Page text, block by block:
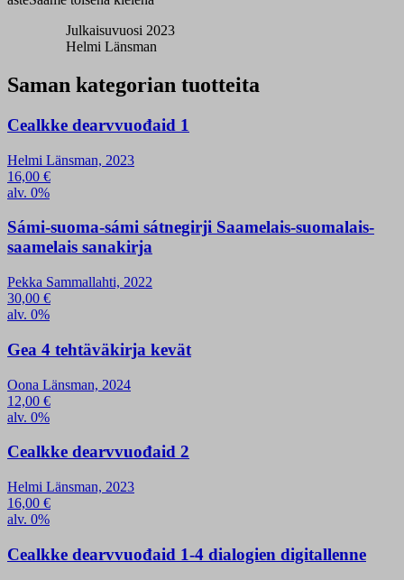
Julkaisuvuosi 2023
Helmi Länsman
Saman kategorian tuotteita
Cealkke dearvvuođaid 1
Helmi Länsman, 2023
16,00 €
alv. 0%
Sámi-suoma-sámi sátnegirji Saamelais-suomalais-
saamelais sanakirja
Pekka Sammallahti, 2022
30,00 €
alv. 0%
Gea 4 tehtäväkirja kevät
Oona Länsman, 2024
12,00 €
alv. 0%
Cealkke dearvvuođaid 2
Helmi Länsman, 2023
16,00 €
alv. 0%
Cealkke dearvvuođaid 1-4 dialogien digitallenne